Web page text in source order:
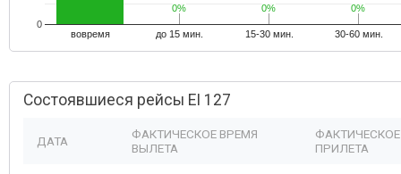
вовремя до 15 мин. 15-30 мин. 30-60 мин.
0
0%
0% 0%
0% 0%
0%
Состоявшиеся рейсы EI 127
ДАТА
ФАКТИЧЕСКОЕ ВРЕМЯ
ВЫЛЕТА
ПРИЛЕТА